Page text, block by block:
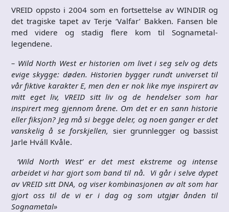
VREID oppsto i 2004 som en fortsettelse av WINDIR og
det tragiske tapet av Terje ‘Valfar’ Bakken. Fansen ble
med videre og stadig flere kom til Sognametal-
legendene.
– Wild North West er historien om livet i seg selv og dets
evige skygge: døden. Historien bygger rundt universet til
vår fiktive karakter E, men den er nok like mye inspirert av
mitt eget liv, VREID sitt liv og de hendelser som har
inspirert meg gjennom årene. Om det er en sann historie
eller fiksjon? Jeg må si begge deler, og noen ganger er det
vanskelig å se forskjellen, sier grunnlegger og bassist
Jarle Hváll Kvåle.
‘Wild North West’ er det mest ekstreme og intense
arbeidet vi har gjort som band til nå. Vi går i selve dypet
av VREID sitt DNA, og viser kombinasjonen av alt som har
gjort oss til de vi er i dag og som utgjør ånden til
Sognametal»